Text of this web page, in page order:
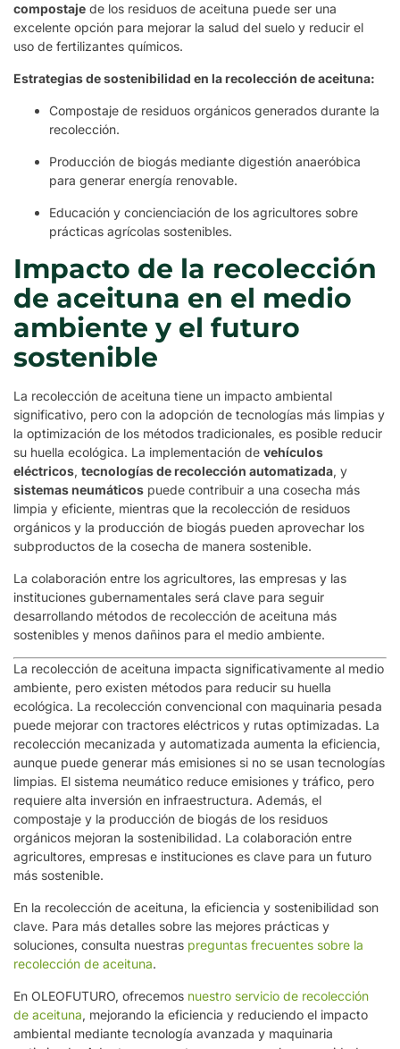
compostaje de los residuos de aceituna puede ser una
excelente opción para mejorar la salud del suelo y reducir el
uso de fertilizantes químicos.
Estrategias de sostenibilidad en la recolección de aceituna:
Compostaje de residuos orgánicos generados durante la
recolección.
Producción de biogás mediante digestión anaeróbica
para generar energía renovable.
Educación y concienciación de los agricultores sobre
prácticas agrícolas sostenibles.
Impacto de la recolección
de aceituna en el medio
ambiente y el futuro
sostenible
La recolección de aceituna tiene un impacto ambiental
significativo, pero con la adopción de tecnologías más limpias y
la optimización de los métodos tradicionales, es posible reducir
su huella ecológica. La implementación de vehículos
eléctricos, tecnologías de recolección automatizada, y
sistemas neumáticos puede contribuir a una cosecha más
limpia y eficiente, mientras que la recolección de residuos
orgánicos y la producción de biogás pueden aprovechar los
subproductos de la cosecha de manera sostenible.
La colaboración entre los agricultores, las empresas y las
instituciones gubernamentales será clave para seguir
desarrollando métodos de recolección de aceituna más
sostenibles y menos dañinos para el medio ambiente.
La recolección de aceituna impacta significativamente al medio
ambiente, pero existen métodos para reducir su huella
ecológica. La recolección convencional con maquinaria pesada
puede mejorar con tractores eléctricos y rutas optimizadas. La
recolección mecanizada y automatizada aumenta la eficiencia,
aunque puede generar más emisiones si no se usan tecnologías
limpias. El sistema neumático reduce emisiones y tráfico, pero
requiere alta inversión en infraestructura. Además, el
compostaje y la producción de biogás de los residuos
orgánicos mejoran la sostenibilidad. La colaboración entre
agricultores, empresas e instituciones es clave para un futuro
más sostenible.
En la recolección de aceituna, la eficiencia y sostenibilidad son
clave. Para más detalles sobre las mejores prácticas y
soluciones, consulta nuestras preguntas frecuentes sobre la
recolección de aceituna.
En OLEOFUTURO, ofrecemos nuestro servicio de recolección
de aceituna, mejorando la eficiencia y reduciendo el impacto
ambiental mediante tecnología avanzada y maquinaria